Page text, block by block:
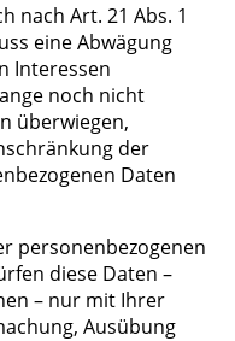
nach Art. 21 Abs. 1
eine Abwägung
Interessen
noch nicht
überwiegen,
der
Daten
personenbezogenen
diese Daten –
– nur mit Ihrer
Ausübung